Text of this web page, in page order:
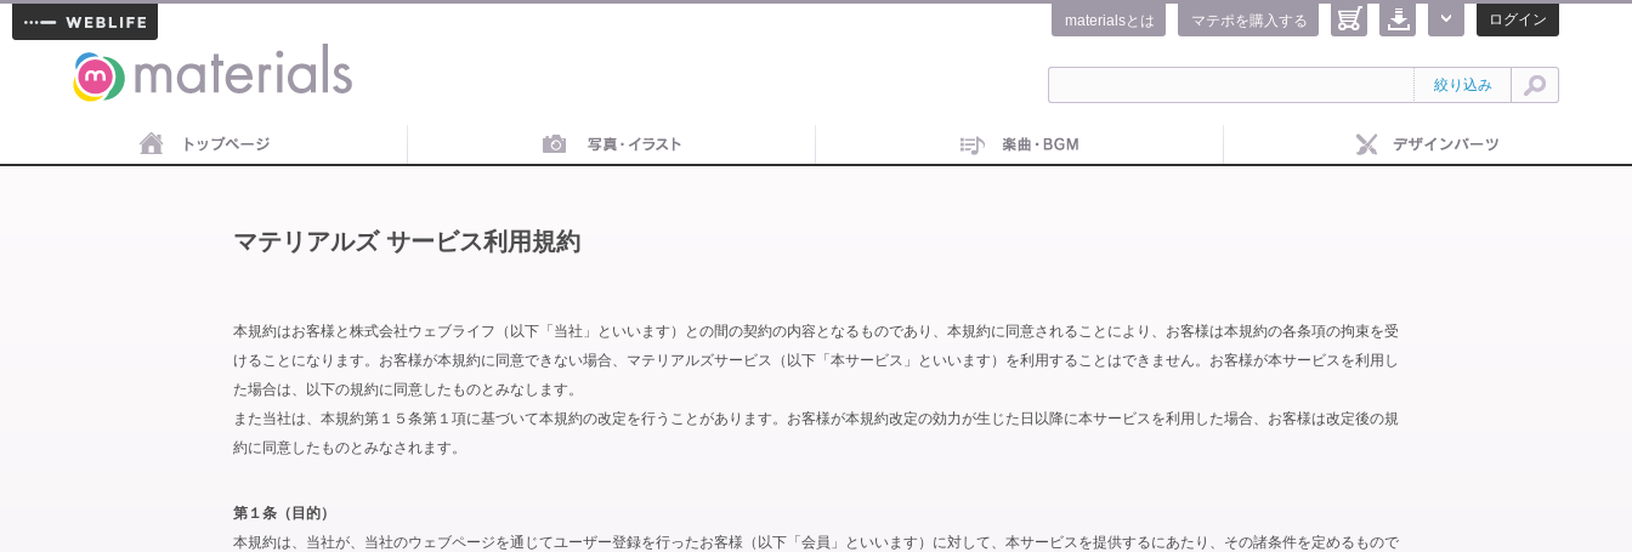
materials
ログイン
マテポを購入する
materialsとは
絞り込み
マテリアルズ サービス利用規約
本規約はお客様と株式会社ウェブライフ（以下「当社」といいます）との間の契約の内容となるものであり、本規約に同意されることにより、お客様は本規約の各条項の拘束を受
けることになります。お客様が本規約に同意できない場合、マテリアルズサービス（以下「本サービス」といいます）を利用することはできません。お客様が本サービスを利用し
た場合は、以下の規約に同意したものとみなします。
また当社は、本規約第１５条第１項に基づいて本規約の改定を行うことがあります。お客様が本規約改定の効力が生じた日以降に本サービスを利用した場合、お客様は改定後の規
約に同意したものとみなされます。
第１条（目的）
本規約は、当社が、当社のウェブページを通じてユーザー登録を行ったお客様（以下「会員」といいます）に対して、本サービスを提供するにあたり、その諸条件を定めるもので